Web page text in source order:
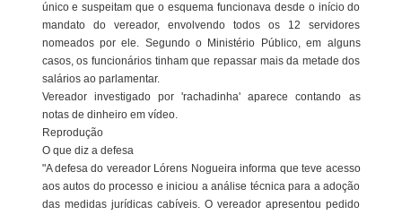
único e suspeitam que o esquema funcionava desde o início do
mandato do vereador, envolvendo todos os 12 servidores
nomeados por ele. Segundo o Ministério Público, em alguns
casos, os funcionários tinham que repassar mais da metade dos
salários ao parlamentar.
Vereador investigado por 'rachadinha' aparece contando as
notas de dinheiro em vídeo.
Reprodução
O que diz a defesa
"A defesa do vereador Lórens Nogueira informa que teve acesso
aos autos do processo e iniciou a análise técnica para a adoção
das medidas jurídicas cabíveis. O vereador apresentou pedido